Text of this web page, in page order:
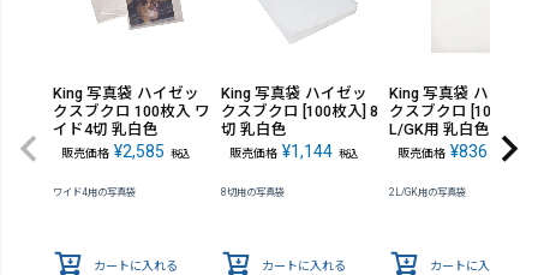
King 写真袋 ハイゼッ
クスブクロ 100枚入 ワ
イド4切 乳白色
販売価格 ¥2,585 税込
ワイド4用の写真袋
カートに入れる
King 写真袋 ハイゼッ
クスブクロ [100枚入] 8
切 乳白色
販売価格 ¥1,144 税込
8切用の写真袋
カートに入れる
King 写真袋 ハイゼッ
クスブクロ [100枚入]
L/GK用 乳白色
販売価格 ¥836 税込
2L/GK用の写真袋
カートに入れる